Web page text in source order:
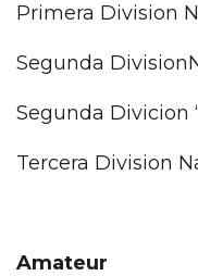
Primera Division
Segunda
Segunda Divicion
Tercera Division
Amateur